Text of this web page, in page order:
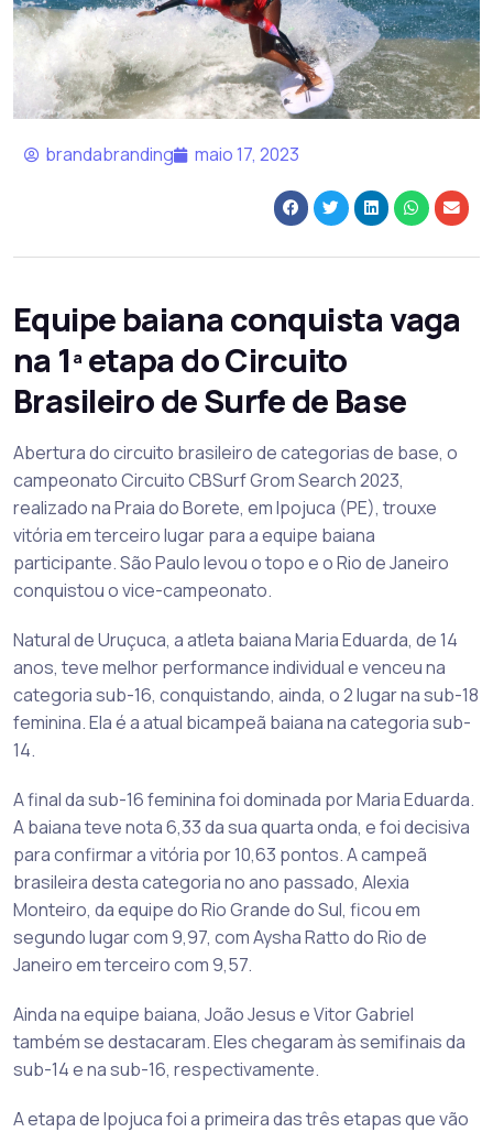
brandabranding maio 17, 2023
Equipe baiana conquista vaga
na 1ª etapa do Circuito
Brasileiro de Surfe de Base
Abertura do circuito brasileiro de categorias de base, o
campeonato Circuito CBSurf Grom Search 2023,
realizado na Praia do Borete, em Ipojuca (PE), trouxe
vitória em terceiro lugar para a equipe baiana
participante. São Paulo levou o topo e o Rio de Janeiro
conquistou o vice-campeonato.
Natural de Uruçuca, a atleta baiana Maria Eduarda, de 14
anos, teve melhor performance individual e venceu na
categoria sub-16, conquistando, ainda, o 2 lugar na sub-18
feminina. Ela é a atual bicampeã baiana na categoria sub-
14.
A final da sub-16 feminina foi dominada por Maria Eduarda.
A baiana teve nota 6,33 da sua quarta onda, e foi decisiva
para confirmar a vitória por 10,63 pontos. A campeã
brasileira desta categoria no ano passado, Alexia
Monteiro, da equipe do Rio Grande do Sul, ficou em
segundo lugar com 9,97, com Aysha Ratto do Rio de
Janeiro em terceiro com 9,57.
Ainda na equipe baiana, João Jesus e Vitor Gabriel
também se destacaram. Eles chegaram às semifinais da
sub-14 e na sub-16, respectivamente.
A etapa de Ipojuca foi a primeira das três etapas que vão